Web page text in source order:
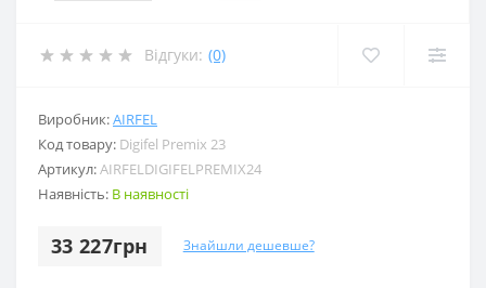
Відгуки: (0)
Виробник:AIRFEL
Код товару: Digifel Premix 23
Артикул:AIRFELDIGIFELPREMIX24
Наявність: В наявності
33 227грн Знайшли дешевше?